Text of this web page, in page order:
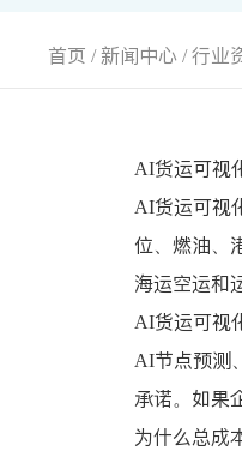
首页 /新闻中心 /行业
AI货运可视
AI货运可视
位、燃油、
海运空运和
AI货运可视
AI节点预测
承诺。如果
为什么总成